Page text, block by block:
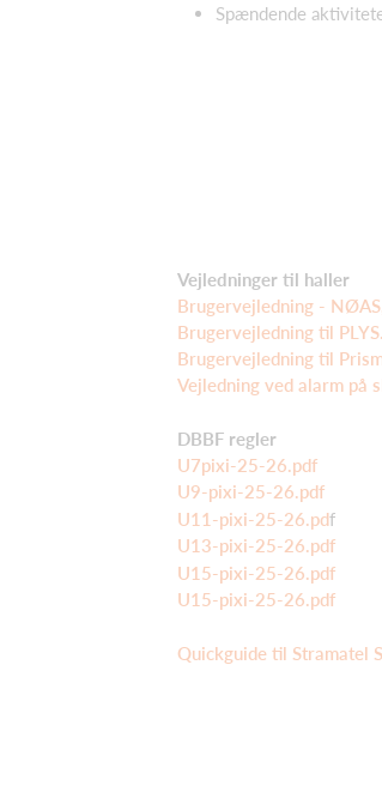
Spændende
Vejledninger til haller
Brugervejledning -
Brugervejledning til
Brugervejledning til
Vejledning ved alarm på
DBBF regler
U7pixi-25-26.pdf
U9-pixi-25-26.pdf
U11-pixi-25-26.pdf
U13-pixi-25-26.pdf
U15-pixi-25-26.pdf
U15-pixi-25-26.pdf
Quickguide til Stramatel